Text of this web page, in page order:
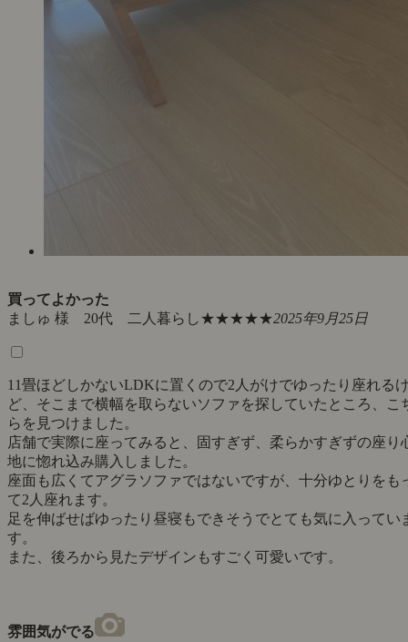
買ってよかった
ましゅ 様 20代 二人暮らし★★★★★2025年9月25日
11畳ほどしかないLDKに置くので2人がけでゆったり座れる
ど、そこまで横幅を取らないソファを探していたところ、こ
らを見つけました。
店舗で実際に座ってみると、固すぎず、柔らかすぎずの座り
地に惚れ込み購入しました。
座面も広くてアグラソファではないですが、十分ゆとりをも
て2人座れます。
足を伸ばせばゆったり昼寝もできそうでとても気に入ってい
す。
また、後ろから見たデザインもすごく可愛いです。
雰囲気がでる